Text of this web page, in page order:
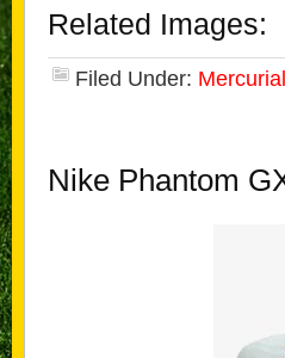
Related Images:
Filed Under: Mercurial
Nike Phantom